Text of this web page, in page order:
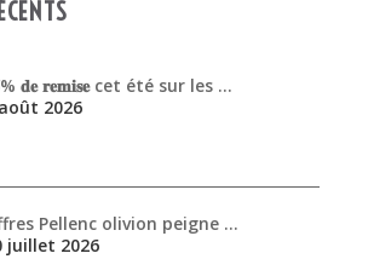
𝐝𝐞 𝐫𝐞𝐦𝐢𝐬𝐞 cet été sur les …
2026
Pellenc olivion peigne …
juillet 2026